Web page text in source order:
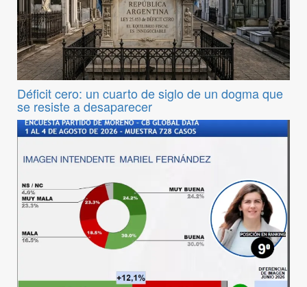
Déficit cero: un cuarto de siglo de un dogma que
se resiste a desaparecer